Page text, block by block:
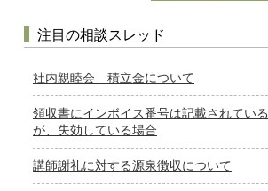
注目の相談スレッド
社内親睦会 積立金について
領収書にインボイス番号は記載されている
が、失効している場合
講師謝礼に対する源泉徴収について